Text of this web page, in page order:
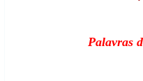
Palavras